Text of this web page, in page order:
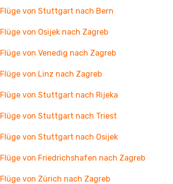
Flüge von Stuttgart nach Bern
Flüge von Osijek nach Zagreb
Flüge von Venedig nach Zagreb
Flüge von Linz nach Zagreb
Flüge von Stuttgart nach Rijeka
Flüge von Stuttgart nach Triest
Flüge von Stuttgart nach Osijek
Flüge von Friedrichshafen nach Zagreb
Flüge von Zürich nach Zagreb